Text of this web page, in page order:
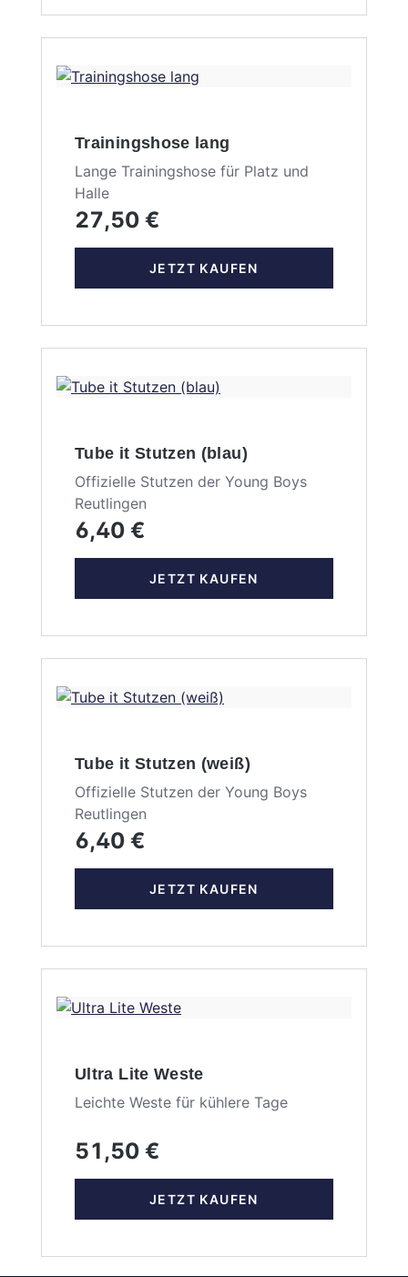
Trainingshose lang
Lange Trainingshose für Platz und
Halle
27,50 €
JETZT KAUFEN
Tube it Stutzen (blau)
Offizielle Stutzen der Young Boys
Reutlingen
6,40 €
JETZT KAUFEN
Tube it Stutzen (weiß)
Offizielle Stutzen der Young Boys
Reutlingen
6,40 €
JETZT KAUFEN
Ultra Lite Weste
Leichte Weste für kühlere Tage
51,50 €
JETZT KAUFEN